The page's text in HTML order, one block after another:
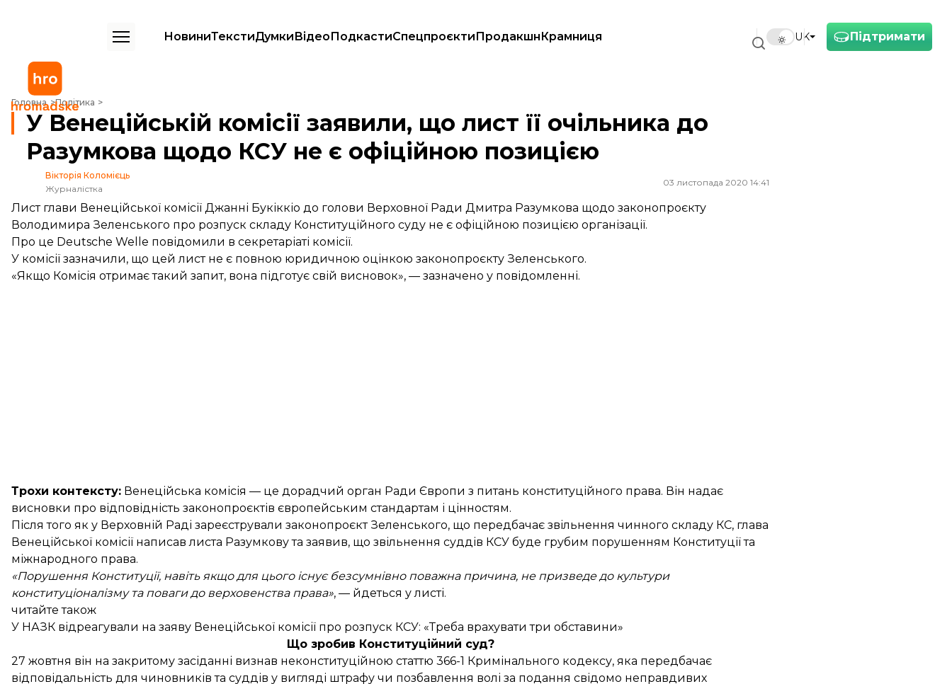
Підтримати
UK
НовиниТекстиДумкиВідеоПодкастиСпецпроєктиПродакшнКрамниця
Головна Політика
У Венеційській комісії заявили, що лист її очільника до Разумкова щодо КСУ не є офіційною позицією
У Венеційській комісії заявили, що лист її очільника до
Разумкова щодо КСУ не є офіційною позицією
Вікторія Коломієць
Журналістка
03 листопада 2020 14:41
Лист глави Венеційської комісії Джанні Букіккіо до голови Верховної Ради Дмитра Разумкова щодо законопроєкту
Володимира Зеленського про розпуск складу Конституційного суду не є офіційною позицією організації.
Про це Deutsche Welle повідомили в секретаріаті комісії.
У комісії зазначили, що цей лист не є повною юридичною оцінкою законопроєкту Зеленського.
«Якщо Комісія отримає такий запит, вона підготує свій висновок», — зазначено у повідомленні.
Трохи контексту: Венеційська комісія — це дорадчий орган Ради Європи з питань конституційного права. Він надає
висновки про відповідність законопроєктів європейським стандартам і цінностям.
Після того як у Верховній Раді зареєстрували законопроєкт Зеленського, що передбачає звільнення чинного складу КС, глава
Венеційської комісії написав листа Разумкову та заявив, що звільнення суддів КСУ буде грубим порушенням Конституції та
міжнародного права.
«Порушення Конституції, навіть якщо для цього існує безсумнівно поважна причина, не призведе до культури
конституціоналізму та поваги до верховенства права», — йдеться у листі.
читайте також
У НАЗК відреагували на заяву Венеційської комісії про розпуск КСУ: «Треба врахувати три обставини»
Що зробив Конституційний суд?
27 жовтня він на закритому засіданні визнав неконституційною статтю 366-1 Кримінального кодексу, яка передбачає
відповідальність для чиновників та суддів у вигляді штрафу чи позбавлення волі за подання свідомо неправдивих